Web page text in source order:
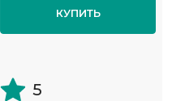
КУПИТЬ
5